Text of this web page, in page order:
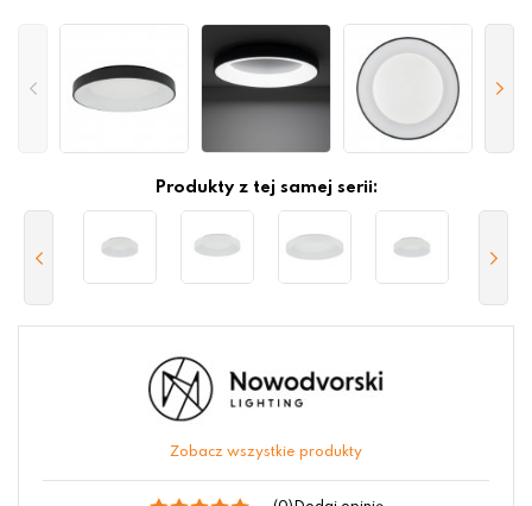
Produkty z tej samej serii:
Zobacz wszystkie produkty